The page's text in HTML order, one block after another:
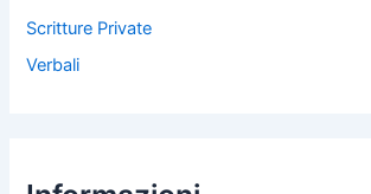
Scritture Private
Verbali